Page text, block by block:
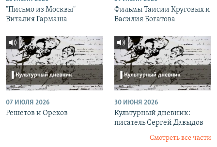
"Письмо из Москвы"
Виталия Гармаша
Фильмы Таисии Круговых и
Василия Богатова
07 ИЮЛЯ 2026
Решетов и Орехов
30 ИЮНЯ 2026
Культурный дневник:
писатель Сергей Давыдов
Смотреть все части